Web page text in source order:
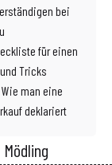
bei
für einen
Tricks
man eine
deklariert
Mödling